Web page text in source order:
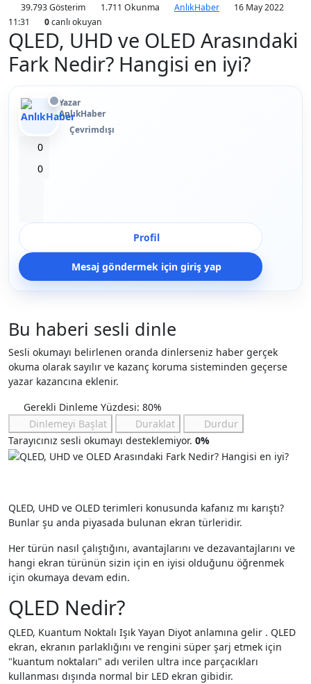
39.793 Gösterim 1.711 Okunma AnlıkHaber
16 May 2022
11:31
0canlı okuyan
QLED, UHD ve OLED Arasındaki
Fark Nedir? Hangisi en iyi?
Yazar
AnlıkHaber
Çevrimdışı
Beğen
0
Beğenmeme
0
Profil
Mesaj göndermek için giriş yap
Bu haberi sesli dinle
Sesli okumayı belirlenen oranda dinlerseniz haber gerçek
okuma olarak sayılır ve kazanç koruma sisteminden geçerse
yazar kazancına eklenir.
Gerekli Dinleme Yüzdesi: 80%
Dinlemeyi Başlat
Duraklat
Durdur
Tarayıcınız sesli okumayı desteklemiyor. 0%
QLED, UHD ve OLED terimleri konusunda kafanız mı karıştı?
Bunlar şu anda piyasada bulunan ekran türleridir.
Her türün nasıl çalıştığını, avantajlarını ve dezavantajlarını ve
hangi ekran türünün sizin için en iyisi olduğunu öğrenmek
için okumaya devam edin.
QLED Nedir?
QLED, Kuantum Noktalı Işık Yayan Diyot anlamına gelir . QLED
ekran, ekranın parlaklığını ve rengini süper şarj etmek için
"kuantum noktaları" adı verilen ultra ince parçacıkları
kullanması dışında normal bir LED ekran gibidir.